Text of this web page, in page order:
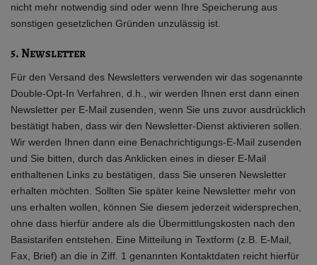
nicht mehr notwendig sind oder wenn Ihre Speicherung aus
sonstigen gesetzlichen Gründen unzulässig ist.
5. Newsletter
Für den Versand des Newsletters verwenden wir das sogenannte
Double-Opt-In Verfahren, d.h., wir werden Ihnen erst dann einen
Newsletter per E-Mail zusenden, wenn Sie uns zuvor ausdrücklich
bestätigt haben, dass wir den Newsletter-Dienst aktivieren sollen.
Wir werden Ihnen dann eine Benachrichtigungs-E-Mail zusenden
und Sie bitten, durch das Anklicken eines in dieser E-Mail
enthaltenen Links zu bestätigen, dass Sie unseren Newsletter
erhalten möchten. Sollten Sie später keine Newsletter mehr von
uns erhalten wollen, können Sie diesem jederzeit widersprechen,
ohne dass hierfür andere als die Übermittlungskosten nach den
Basistarifen entstehen. Eine Mitteilung in Textform (z.B. E-Mail,
Fax, Brief) an die in Ziff. 1 genannten Kontaktdaten reicht hierfür